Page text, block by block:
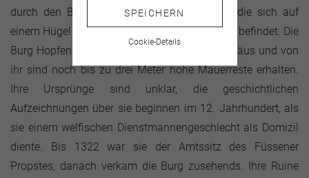
durch den Bannwald zur Burgruine Hopfen, die sich auf
einem Hügel über dem Ortsteil Hopfen am See befindet. Die
Burg Hopfen gilt als älteste Steinburg des Allgäus und von
ihr sind noch bis zu drei Meter hohe Mauerreste erhalten.
Ihre Ursprünge sind unklar, die geschichtlichen
Aufzeichnungen über sie beginnen im 12. Jahrhundert, als
sie einem welfischen Dienstmannengeschlecht als Domizil
diente. Bis 1322 war sie der Amtssitz des Füssener
Propstes, danach verkam die Burg zusehends. Ihre Ruine
SPEICHERN
Cookie-Details